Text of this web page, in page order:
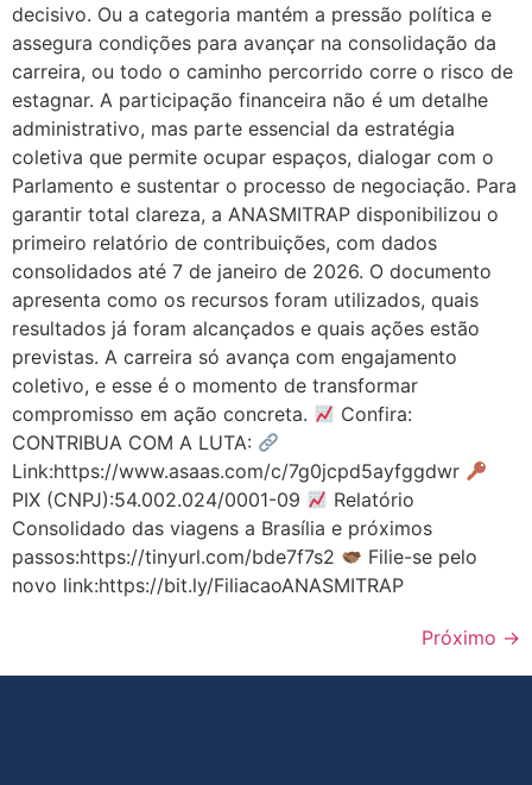
decisivo. Ou a categoria mantém a pressão política e
assegura condições para avançar na consolidação da
carreira, ou todo o caminho percorrido corre o risco de
estagnar. A participação financeira não é um detalhe
administrativo, mas parte essencial da estratégia
coletiva que permite ocupar espaços, dialogar com o
Parlamento e sustentar o processo de negociação. Para
garantir total clareza, a ANASMITRAP disponibilizou o
primeiro relatório de contribuições, com dados
consolidados até 7 de janeiro de 2026. O documento
apresenta como os recursos foram utilizados, quais
resultados já foram alcançados e quais ações estão
previstas. A carreira só avança com engajamento
coletivo, e esse é o momento de transformar
compromisso em ação concreta.
Confira:
CONTRIBUA COM A LUTA:
Link:https://www.asaas.com/c/7g0jcpd5ayfggdwr
PIX (CNPJ):54.002.024/0001-09
Relatório
Consolidado das viagens a Brasília e próximos
passos:https://tinyurl.com/bde7f7s2
Filie-se pelo
novo link:https://bit.ly/FiliacaoANASMITRAP
Próximo →